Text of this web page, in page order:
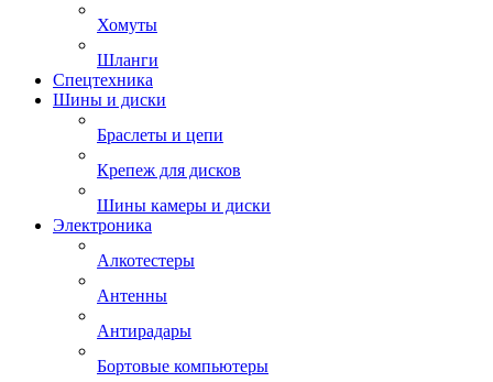
Хомуты
Шланги
Спецтехника
Шины и диски
Браслеты и цепи
Крепеж для дисков
Шины камеры и диски
Электроника
Алкотестеры
Антенны
Антирадары
Бортовые компьютеры